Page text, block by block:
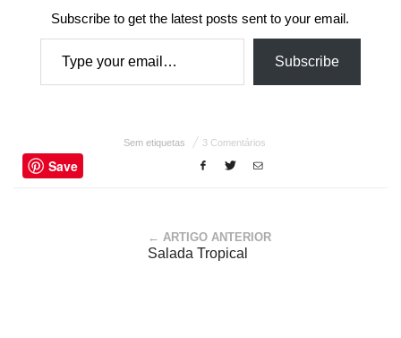
Subscribe to get the latest posts sent to your email.
Type your email…
Subscribe
Sem etiquetas 3 Comentários
Save
← ARTIGO ANTERIOR
Salada Tropical